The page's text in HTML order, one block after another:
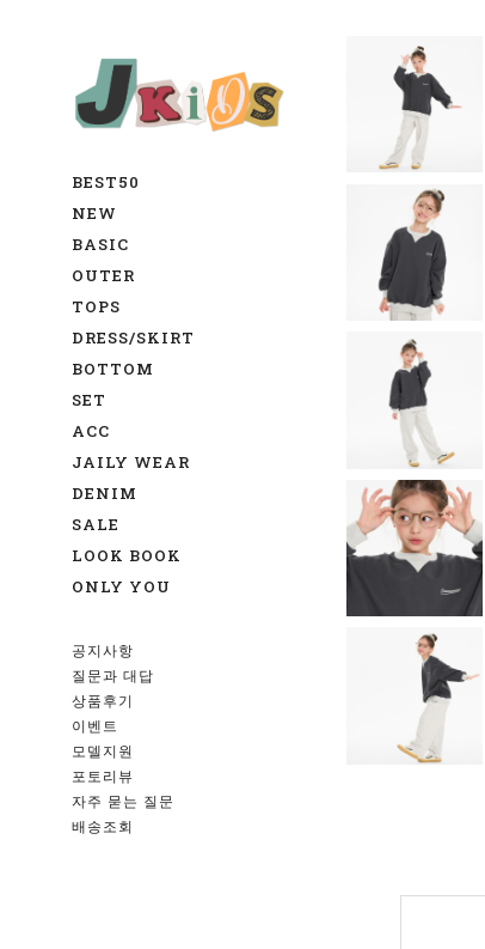
BEST50
NEW
BASIC
OUTER
TOPS
DRESS/SKIRT
BOTTOM
SET
ACC
JAILY WEAR
DENIM
SALE
LOOK BOOK
ONLY YOU
공지사항
질문과 대답
상품후기
이벤트
모델지원
포토리뷰
자주 묻는 질문
배송조회